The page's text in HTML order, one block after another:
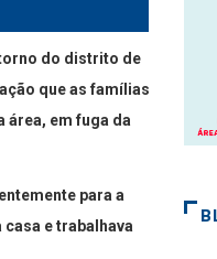
do distrito de
que as famílias
área, em fuga da
para a
e trabalhava